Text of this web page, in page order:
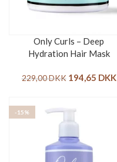
Only Curls – Deep
Hydration Hair Mask
229,00DKK 194,65 DKK
-15%